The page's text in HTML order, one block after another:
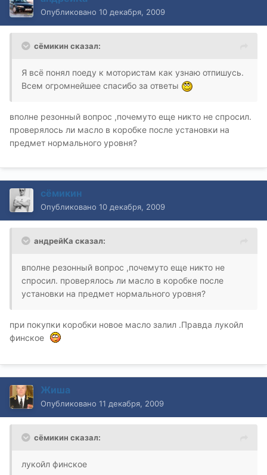
Опубликовано 10 декабря, 2009
сёмикин сказал:
Я всё понял поеду к мотористам как узнаю отпишусь.
Всем огромнейшее спасибо за ответы
вполне резонный вопрос ,почемуто еще никто не спросил.
проверялось ли масло в коробке после установки на
предмет нормального уровня?
сёмикин
Опубликовано 10 декабря, 2009
андрейКа сказал:
вполне резонный вопрос ,почемуто еще никто не
спросил. проверялось ли масло в коробке после
установки на предмет нормального уровня?
при покупки коробки новое масло залил .Правда лукойл
финское
Жиша
Опубликовано 11 декабря, 2009
сёмикин сказал:
лукойл финское